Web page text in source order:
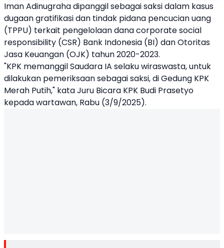
Iman Adinugraha dipanggil sebagai saksi dalam kasus
dugaan gratifikasi dan tindak pidana pencucian uang
(TPPU) terkait pengelolaan dana corporate social
responsibility (CSR) Bank Indonesia (BI) dan Otoritas
Jasa Keuangan (OJK) tahun 2020-2023.
"KPK memanggil Saudara IA selaku wiraswasta, untuk
dilakukan pemeriksaan sebagai saksi, di Gedung KPK
Merah Putih," kata Juru Bicara KPK Budi Prasetyo
kepada wartawan, Rabu (3/9/2025).